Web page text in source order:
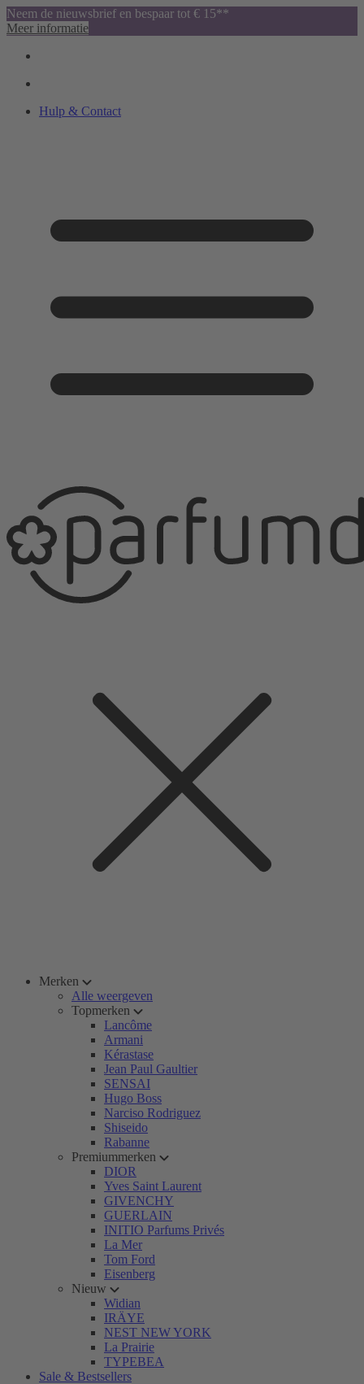
Neem de nieuwsbrief en bespaar tot € 15**
Meer informatie
Hulp & Contact
Merken
Alle weergeven
Topmerken
Lancôme
Armani
Kérastase
Jean Paul Gaultier
SENSAI
Hugo Boss
Narciso Rodriguez
Shiseido
Rabanne
Premiummerken
DIOR
Yves Saint Laurent
GIVENCHY
GUERLAIN
INITIO Parfums Privés
La Mer
Tom Ford
Eisenberg
Nieuw
Widian
IRÄYE
NEST NEW YORK
La Prairie
TYPEBEA
Sale & Bestsellers